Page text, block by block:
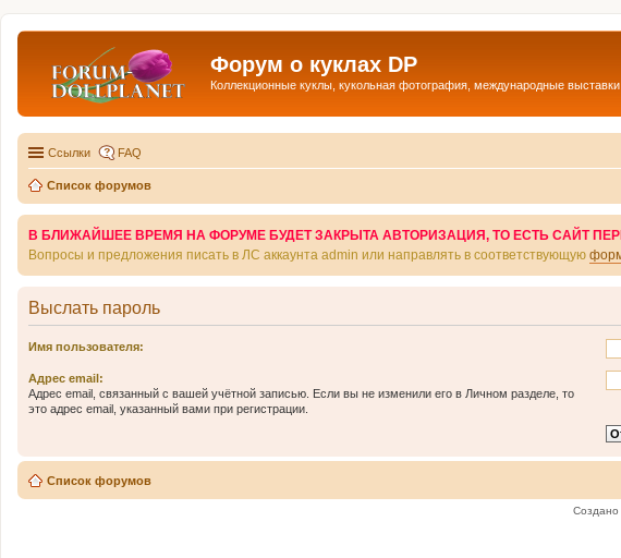
Форум о куклах DP
Коллекционные куклы, кукольная фотография, международные
Ссылки FAQ
Список форумов
В БЛИЖАЙШЕЕ ВРЕМЯ НА ФОРУМЕ БУДЕТ ЗАКРЫТА АВТОРИЗАЦИЯ, ТО ЕСТЬ САЙТ
Вопросы и предложения писать в ЛС аккаунта admin или направлять в соответствующую
Выслать пароль
Имя пользователя:
Адрес email:
Адрес email, связанный с вашей учётной записью. Если вы не изменили его в Личном разделе, то
это адрес email, указанный вами при регистрации.
Список форумов
Создано